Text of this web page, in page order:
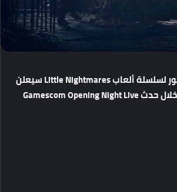
لسلسلةألعاب
سيعلن
خلالحدث